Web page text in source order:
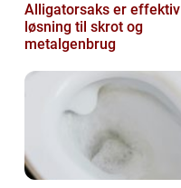
Alligatorsaks er effektiv
løsning til skrot og
metalgenbrug